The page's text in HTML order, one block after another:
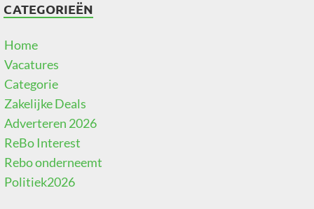
CATEGORIEËN
Home
Vacatures
Categorie
Zakelijke Deals
Adverteren 2026
ReBo Interest
Rebo onderneemt
Politiek2026